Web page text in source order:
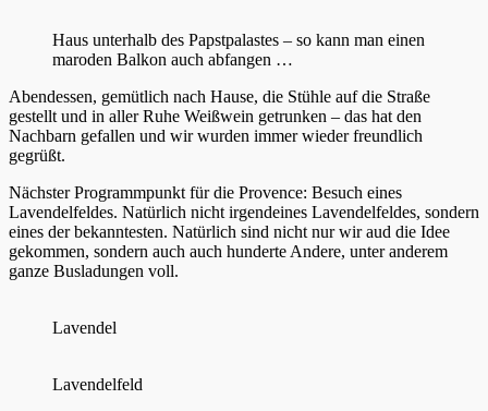
Haus unterhalb des Papstpalastes – so kann man einen
maroden Balkon auch abfangen …
Abendessen, gemütlich nach Hause, die Stühle auf die Straße
gestellt und in aller Ruhe Weißwein getrunken – das hat den
Nachbarn gefallen und wir wurden immer wieder freundlich
gegrüßt.
Nächster Programmpunkt für die Provence: Besuch eines
Lavendelfeldes. Natürlich nicht irgendeines Lavendelfeldes, sondern
eines der bekanntesten. Natürlich sind nicht nur wir aud die Idee
gekommen, sondern auch auch hunderte Andere, unter anderem
ganze Busladungen voll.
Lavendel
Lavendelfeld